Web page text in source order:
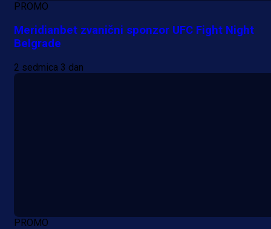
PROMO
Meridianbet zvanični sponzor UFC Fight Night
Belgrade
2 sedmica 3 dan
PROMO